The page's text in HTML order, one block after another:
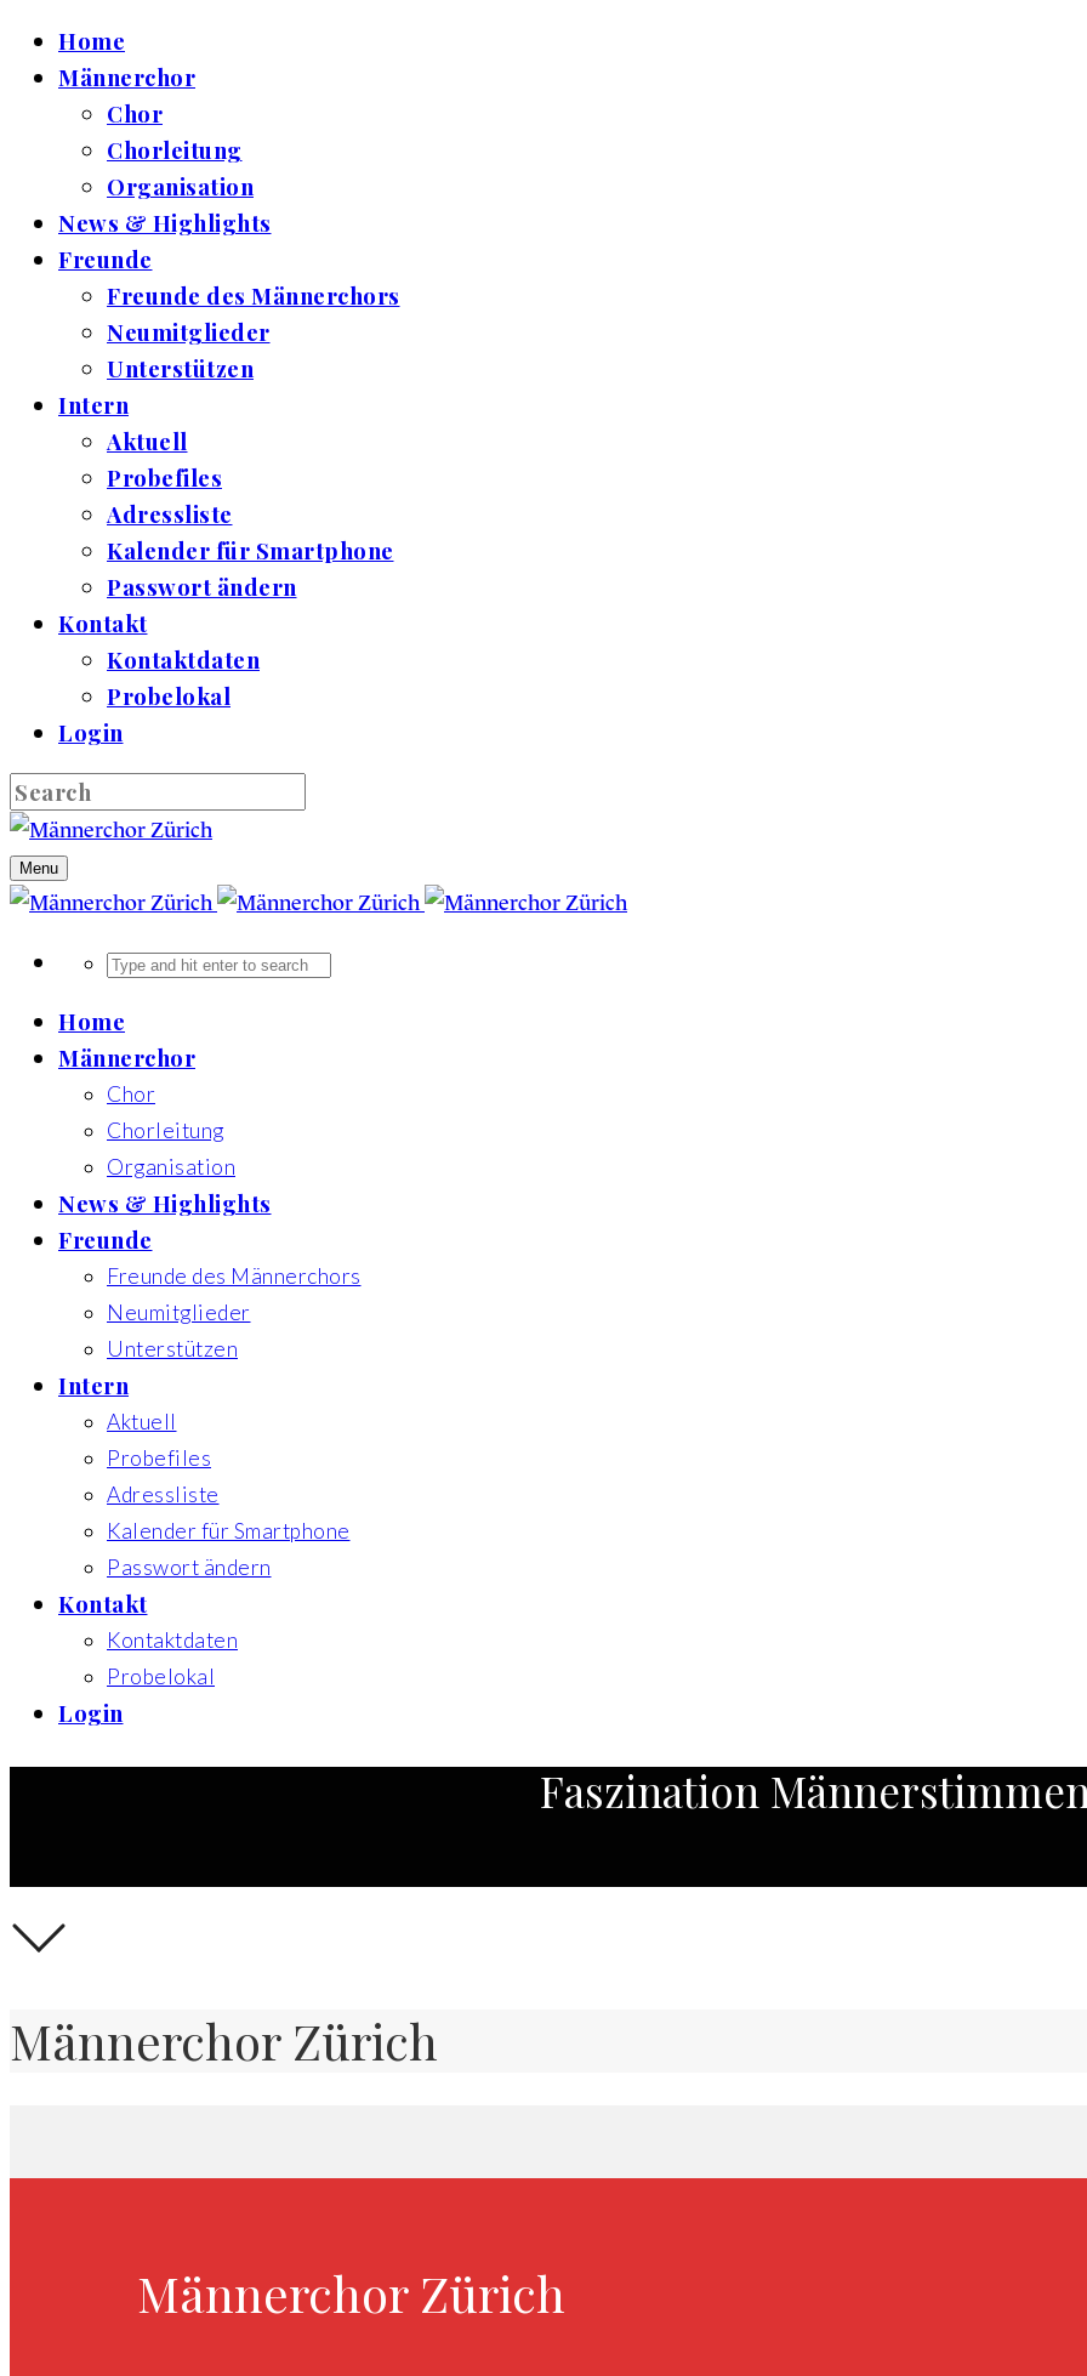
Home
Männerchor
Chor
Chorleitung
Organisation
News & Highlights
Freunde
Freunde des Männerchors
Neumitglieder
Unterstützen
Intern
Aktuell
Probefiles
Adressliste
Kalender für Smartphone
Passwort ändern
Kontakt
Kontaktdaten
Probelokal
Login
Menu
Home
Männerchor
Chor
Chorleitung
Organisation
News & Highlights
Freunde
Freunde des Männerchors
Neumitglieder
Unterstützen
Intern
Aktuell
Probefiles
Adressliste
Kalender für Smartphone
Passwort ändern
Kontakt
Kontaktdaten
Probelokal
Login
Faszination
Männerchor Zürich
Männerchor Zürich